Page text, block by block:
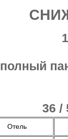
полный
36 /
Отель